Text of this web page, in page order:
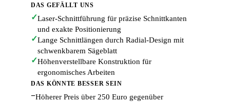
DAS GEFÄLLT UNS
✓Laser-Schnittführung für präzise Schnittkanten
und exakte Positionierung
✓Lange Schnittlängen durch Radial-Design mit
schwenkbarem Sägeblatt
✓Höhenverstellbare Konstruktion für
ergonomisches Arbeiten
DAS KÖNNTE BESSER SEIN
−Höherer Preis über 250 Euro gegenüber